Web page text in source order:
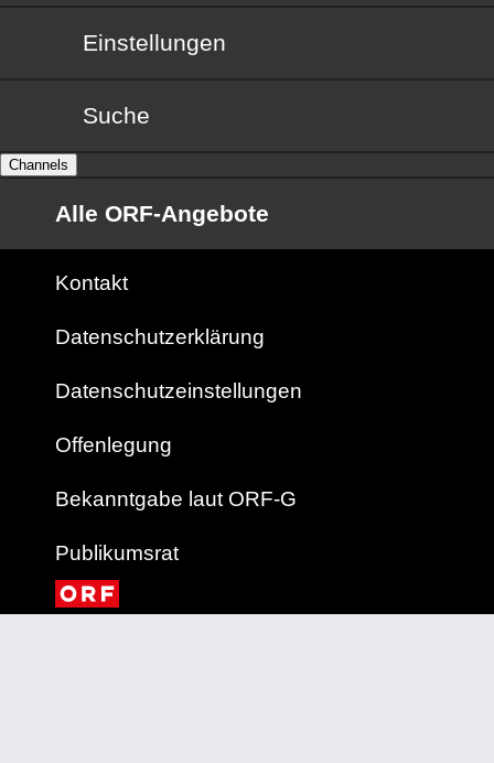
Einstellungen
Suche
Channels
Alle ORF-Angebote
Kontakt
Datenschutzerklärung
Datenschutzeinstellungen
Offenlegung
Bekanntgabe laut ORF-G
Publikumsrat